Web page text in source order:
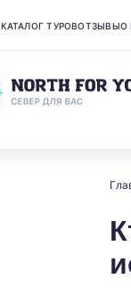
КАТАЛОГ ТУРОВОТЗЫВЫО